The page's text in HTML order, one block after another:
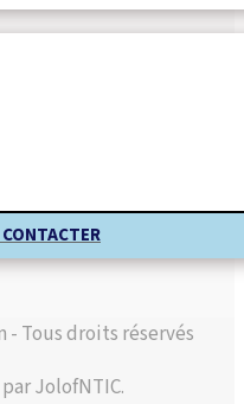
- Tous droits réservés
JolofNTIC.